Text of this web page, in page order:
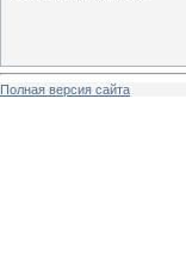
Полная версия сайта